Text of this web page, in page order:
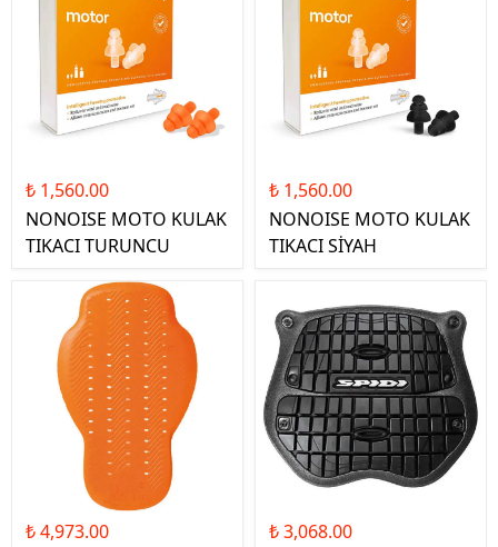
₺ 1,560.00
NONOISE MOTO KULAK
TIKACI TURUNCU
₺ 1,560.00
NONOISE MOTO KULAK
TIKACI SİYAH
₺ 4,973.00
₺ 3,068.00